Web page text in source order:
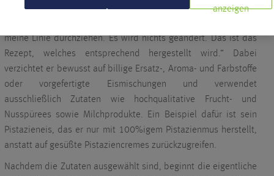
Alles beginnt mit der Wahl der richtigen Zutaten. Paul legt
meine Linie durchziehen. Es wird nichts geändert. Das ist das
Rezept, welches entsprechend hergestellt wird.“ Dabei
verzichtet er bewusst auf billige Ersatz-, Aroma- und Farbstoffe
oder vorgefertigte Eismischungen und verwendet
ausschließlich Zutaten wie hochqualitative Frucht- und
Nusspürees sowie Milchprodukte. Ein Beispiel dafür ist sein
Pistazieneis, das er nur mit 100%igem Pistazienmus herstellt,
anstatt auf gesüßte Pistaziencremes zurückzugreifen.
Nachdem die Zutaten ausgewählt sind, beginnt die eigentliche
anzeigen